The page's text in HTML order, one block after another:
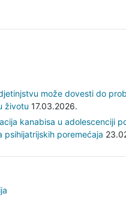
može dovesti do
životu 17.03.2026.
kanabisa u adolescenciji
psihijatrijskih poremećaja